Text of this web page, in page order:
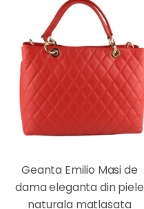
Geanta Emilio Masi de
dama eleganta din piele
naturala matlasata